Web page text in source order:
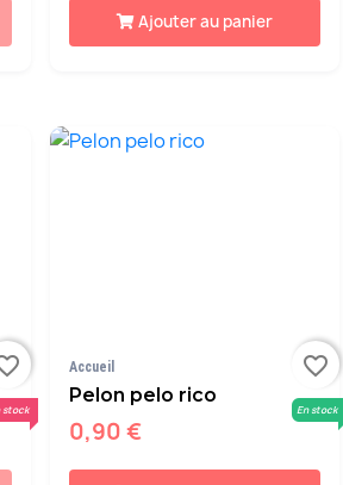
Ajouter au panier
stock
Accueil
Pelon pelo rico
0,90 €
En stock
favorite_border